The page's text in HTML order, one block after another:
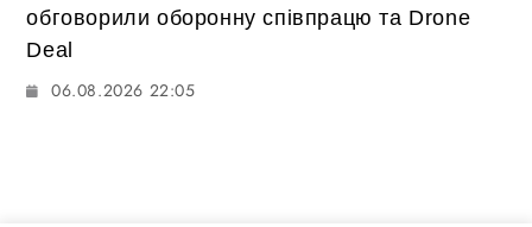
обговорили оборонну співпрацю та Drone
Deal
06.08.2026 22:05